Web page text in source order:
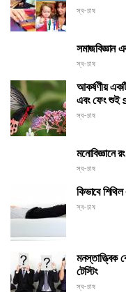
স্ব-চাষ
সমাজবিজ্ঞান
স্ব-চাষ
আকর্ষণীয়
এবং ফেং
স্ব-চাষ
মনোবিজ্ঞানে
স্ব-চাষ
কিভাবে
স্ব-চাষ
মনস্তাত্ত্বিক
টেস্টিং
স্ব-চাষ